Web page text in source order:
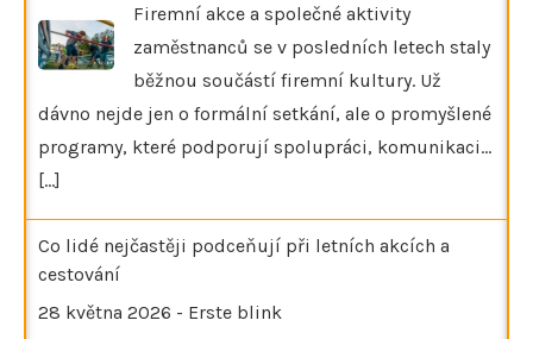
Firemní akce a společné aktivity
zaměstnanců se v posledních letech staly
běžnou součástí firemní kultury. Už
dávno nejde jen o formální setkání, ale o promyšlené
programy, které podporují spolupráci, komunikaci…
[...]
Co lidé nejčastěji podceňují při letních akcích a
cestování
28 května 2026 - Erste blink